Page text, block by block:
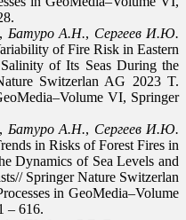
, Батуро А.Н., Сергеев И.Ю.
of Fire Risk in Eastern
of Its Seas During the
Switzerlan AG 2023 T.
VI, Springer
, Батуро А.Н., Сергеев И.Ю.
in Risks of Forest Fires in
Dynamics of Sea Levels and
Springer Nature Switzerlan
in GeoMedia–Volume
– 616.